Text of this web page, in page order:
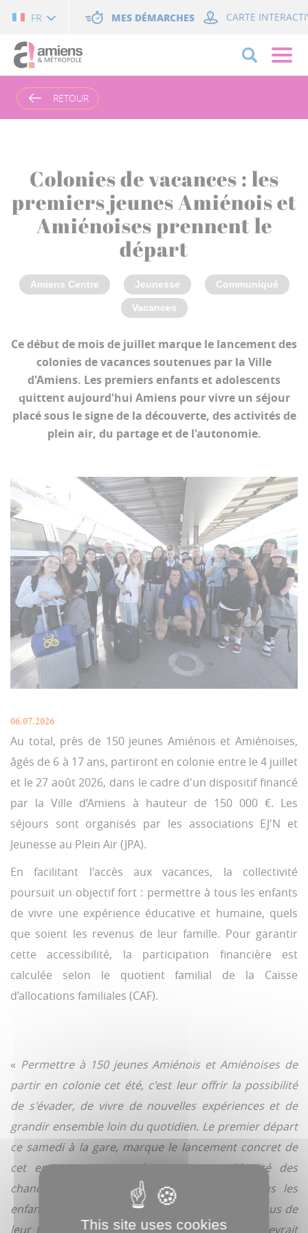
FR MES DÉMARCHES CARTE
RETOUR
Colonies de vacances : les
premiers jeunes Amiénois et
Amiénoises prennent le
départ
Amiens Centre Jeunesse Communiqué
Vacances
Ce début de mois de juillet marque le lancement des
colonies de vacances soutenues par la Ville
d'Amiens. Les premiers enfants et adolescents
quittent aujourd'hui Amiens pour vivre un séjour
placé sous le signe de la découverte, des activités de
plein air, du partage et de l'autonomie.
06.07.2026
Au total, près de 150 jeunes Amiénois et Amiénoises,
âgés de 6 à 17 ans, partiront en colonie entre le 4 juillet
et le 27 août 2026, dans le cadre d'un dispositif financé
par la Ville d’Amiens à hauteur de 150 000 €. Les
séjours sont organisés par les associations EJ'N et
Jeunesse au Plein Air (JPA).
En facilitant l'accès aux vacances, la collectivité
poursuit un objectif fort : permettre à tous les enfants
de vivre une expérience éducative et humaine, quels
que soient les revenus de leur famille. Pour garantir
cette accessibilité, la participation financière est
calculée selon le quotient familial de la Caisse
d’allocations familiales (CAF).
« Permettre à 150 jeunes Amiénois et Amiénoises de
partir en colonie cet été, c'est leur offrir la possibilité
de s'évader, de vivre de nouvelles expériences et de
grandir ensemble loin du quotidien. Le premier départ
ce samedi à la gare, marque le lancement concret de
cet engagement pour la jeunesse et l'égalité des
chances, un engagement pour l'accès de tous les
enfants aux vacances, quels que soient les revenus de
leur famille. Parce que partir en vacances ne devrait
This site uses cookies